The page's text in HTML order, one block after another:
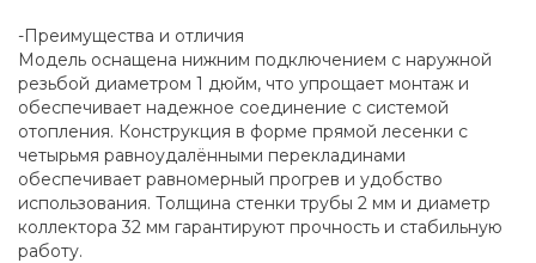
-Преимущества и отличия
Модель оснащена нижним подключением с наружной
резьбой диаметром 1 дюйм, что упрощает монтаж и
обеспечивает надежное соединение с системой
отопления. Конструкция в форме прямой лесенки с
четырьмя равноудалёнными перекладинами
обеспечивает равномерный прогрев и удобство
использования. Толщина стенки трубы 2 мм и диаметр
коллектора 32 мм гарантируют прочность и стабильную
работу.